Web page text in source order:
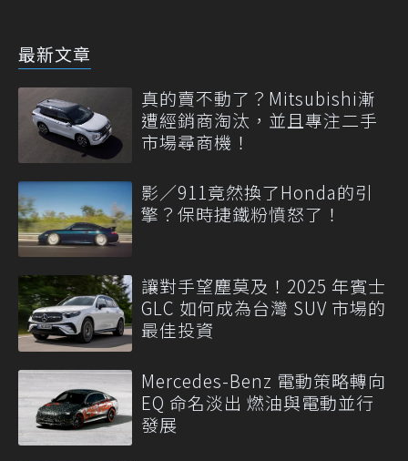
最新文章
真的賣不動了？Mitsubishi漸
遭經銷商淘汰，並且專注二手
市場尋商機！
影／911竟然換了Honda的引
擎？保時捷鐵粉憤怒了！
讓對手望塵莫及！2025 年賓士
GLC 如何成為台灣 SUV 市場的
最佳投資
Mercedes-Benz 電動策略轉向
EQ 命名淡出 燃油與電動並行
發展